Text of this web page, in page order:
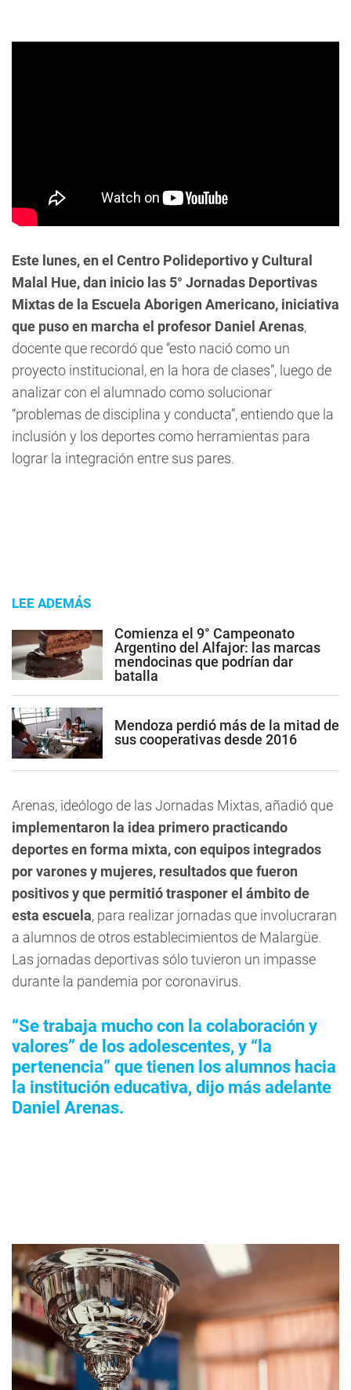
Este lunes, en el Centro Polideportivo y Cultural
Malal Hue, dan inicio las 5° Jornadas Deportivas
Mixtas de la Escuela Aborigen Americano, iniciativa
que puso en marcha el profesor Daniel Arenas,
docente que recordó que “esto nació como un
proyecto institucional, en la hora de clases”, luego de
analizar con el alumnado como solucionar
“problemas de disciplina y conducta”, entiendo que la
inclusión y los deportes como herramientas para
lograr la integración entre sus pares.
LEE ADEMÁS
Comienza el 9° Campeonato
Argentino del Alfajor: las marcas
mendocinas que podrían dar
batalla
Mendoza perdió más de la mitad de
sus cooperativas desde 2016
Arenas, ideólogo de las Jornadas Mixtas, añadió que
implementaron la idea primero practicando
deportes en forma mixta, con equipos integrados
por varones y mujeres, resultados que fueron
positivos y que permitió trasponer el ámbito de
esta escuela, para realizar jornadas que involucraran
a alumnos de otros establecimientos de Malargüe.
Las jornadas deportivas sólo tuvieron un impasse
durante la pandemia por coronavirus.
“Se trabaja mucho con la colaboración y
valores” de los adolescentes, y “la
pertenencia” que tienen los alumnos hacia
la institución educativa, dijo más adelante
Daniel Arenas.